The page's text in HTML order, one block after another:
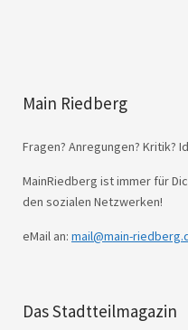
Main Riedberg
Fragen? Anregungen? Kritik?
MainRiedberg ist immer für
den sozialen Netzwerken!
eMail an: mail@main-
Das Stadtteilmagazin